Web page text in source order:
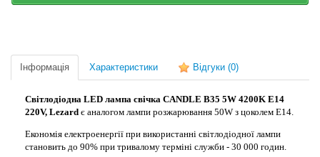
Інформація Характеристики Відгуки (0)
Світлодіодна LED лампа свічка CANDLE B35 5W 4200K E14
220V, Lezard є аналогом лампи розжарювання 50W з цоколем Е14.
Економія електроенергії при використанні світлодіодної лампи
становить до 90% при тривалому терміні служби - 30 000 годин.